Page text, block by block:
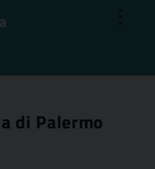
di Palermo